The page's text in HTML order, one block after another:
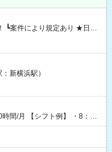
日に現金GET♪ お仕事後はコ
【試用期間】試
新横浜駅）
・8：00